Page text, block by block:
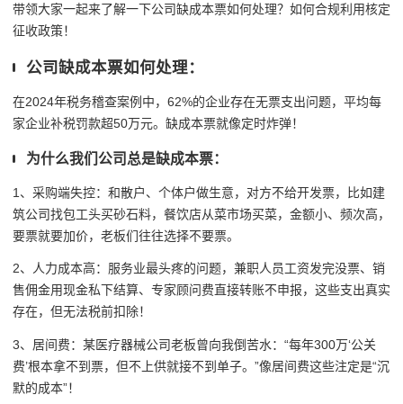
带领大家一起来了解一下公司缺成本票如何处理？如何合规利用核定
征收政策！
公司缺成本票如何处理：
在2024年税务稽查案例中， 62%的企业存在无票支出问题，平均每
家企业补税罚款超50万元。缺成本票就像定时炸弹！
为什么我们公司总是缺成本票：
1、采购端失控：和散户、个体户做生意，对方不给开发票，比如建
筑公司找包工头买砂石料，餐饮店从菜市场买菜，金额小、频次高，
要票就要加价，老板们往往选择不要票。
2、人力成本高：服务业最头疼的问题，兼职人员工资发完没票、销
售佣金用现金私下结算、专家顾问费直接转账不申报，这些支出真实
存在，但无法税前扣除！
3、居间费：某医疗器械公司老板曾向我倒苦水：“每年300万‘公关
费’根本拿不到票，但不上供就接不到单子。”像居间费这些注定是“沉
默的成本”！